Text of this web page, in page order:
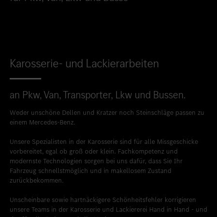
Standort favorisieren
Limburg an der Lahn
Standort favorisieren
Mainz
Standort favorisieren
Mayen
Standort favorisieren
Merzig
Standort favorisieren
Neuwied
Standort favorisieren
Sinzig
Standort favorisieren
Taunusstein
Standort favorisieren
Trier-Euren
Karosserie- und Lackierarbeiten
an Pkw, Van, Transporter, Lkw und Bussen.
Weder unschöne Dellen und Kratzer noch Steinschläge passen zu
einem Mercedes-Benz.
Unsere Spezialisten in der Karosserie sind für alle Missgeschicke
vorbereitet, egal ob groß oder klein. Fachkompetenz und
modernste Technologien sorgen bei uns dafür, dass Sie Ihr
Fahrzeug schnellstmöglich und in makellosem Zustand
zurückbekommen.
Unscheinbare sowie hartnäckigere Schönheitsfehler korrigieren
unsere Teams in der Karosserie und Lackiererei Hand in Hand - und